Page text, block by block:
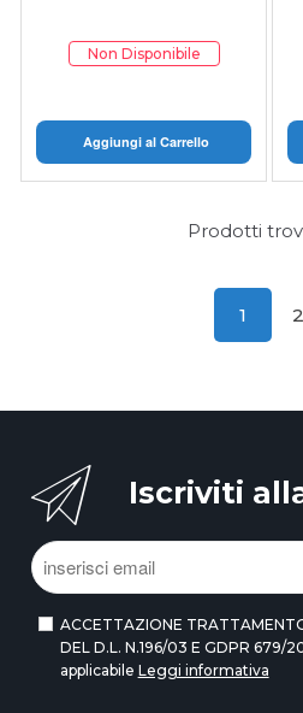
Non Disponibile
Aggiungi al Carrello
Prodotti
1 2
Iscriviti
ACCETTAZIONE
DEL D.L. N.196/03 E GDPR 679/
applicabile Leggi informativa